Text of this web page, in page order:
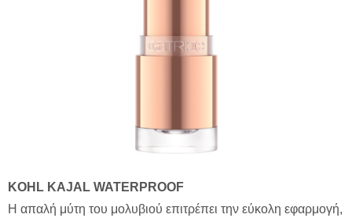
KOHL KAJAL WATERPROOF
Η απαλή μύτη του μολυβιού επιτρέπει την εύκολη εφαρμογή,